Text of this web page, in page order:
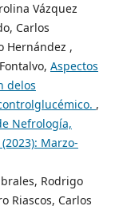
Vázquez
Carlos
Hernández ,
Aspectos
delos
,
Nefrología,
Marzo-
Rodrigo
Riascos, Carlos